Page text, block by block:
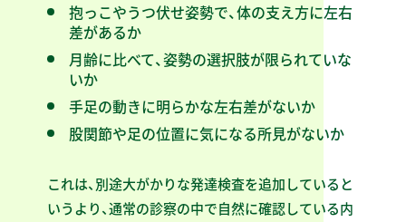
抱っこやうつ伏せ姿勢で、体の支え方に左右
差があるか
月齢に比べて、姿勢の選択肢が限られていな
いか
手足の動きに明らかな左右差がないか
股関節や足の位置に気になる所見がないか
これは、別途大がかりな発達検査を追加していると
いうより、通常の診察の中で自然に確認している内